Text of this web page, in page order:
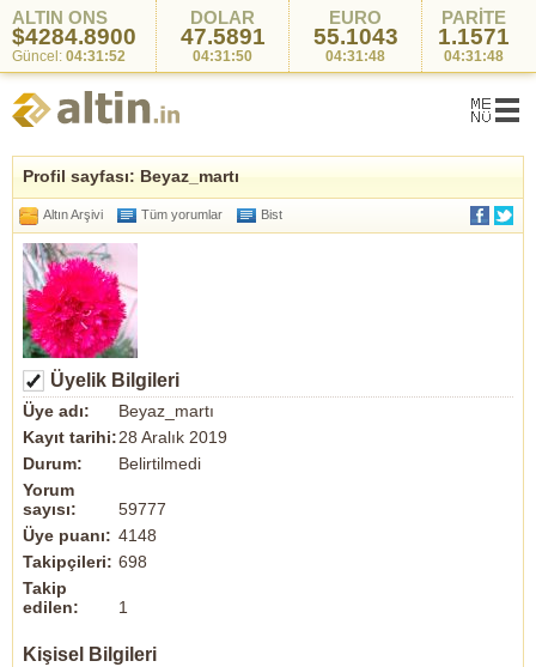
ALTIN ONS
$4284.8900
Güncel: 04:31:52
DOLAR
47.5891
04:31:50
EURO
55.1043
04:31:48
PARİTE
1.1571
04:31:48
Profil sayfası: Beyaz_martı
Altın Arşivi Tüm yorumlar Bist
Üyelik Bilgileri
Üye adı:
Beyaz_martı
Kayıt tarihi:28 Aralık 2019
Durum:
Belirtilmedi
Yorum
sayısı:
59777
Üye puanı: 4148
Takipçileri: 698
Takip
edilen:
1
Kişisel Bilgileri